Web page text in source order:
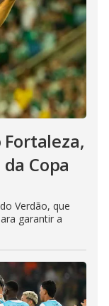
Copa
Verdão, que
garantir a